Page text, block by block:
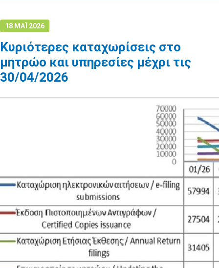
18 ΜΑΪ 2026
Κυριότερες καταχωρίσεις στο
μητρώο και υπηρεσίες μέχρι τις
30/04/2026